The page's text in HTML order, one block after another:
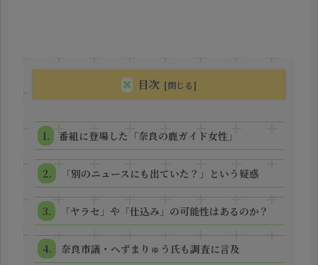
目次
番組に登場した「奈良の鹿ガイド女性」
「別のニュースにも出ていた？」という疑惑
「ヤラセ」や「仕込み」の可能性はあるのか？
奈良市議・へずまりゅう氏も調査に言及